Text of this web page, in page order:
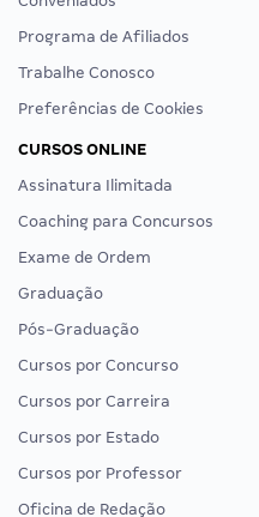
Programa de Afiliados
Trabalhe Conosco
Preferências de Cookies
CURSOS ONLINE
Assinatura Ilimitada
Coaching para Concursos
Exame de Ordem
Graduação
Pós-Graduação
Cursos por Concurso
Cursos por Carreira
Cursos por Estado
Cursos por Professor
Oficina de Redação